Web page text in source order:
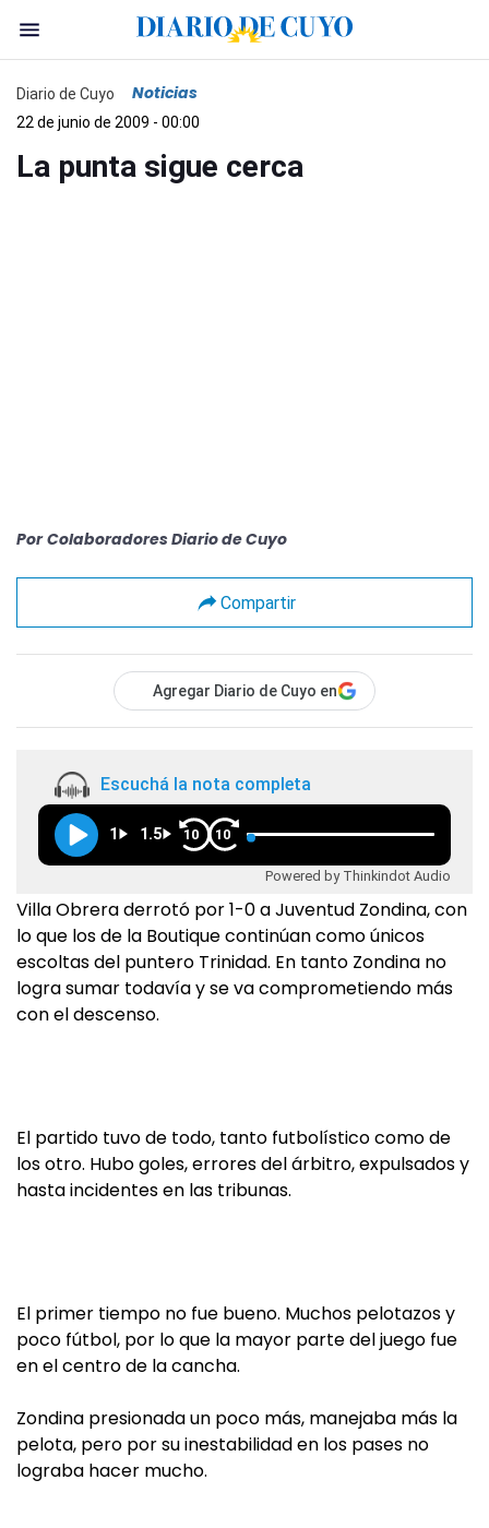
Diario de Cuyo Noticias
22 de junio de 2009 - 00:00
La punta sigue cerca
Por Colaboradores Diario de Cuyo
Compartir
Agregar Diario de Cuyo en
Escuchá la nota completa
1 1.5 10 10
Powered by Thinkindot Audio
Villa Obrera derrotó por 1-0 a Juventud Zondina, con
lo que los de la Boutique continúan como únicos
escoltas del puntero Trinidad. En tanto Zondina no
logra sumar todavía y se va comprometiendo más
con el descenso.
El partido tuvo de todo, tanto futbolístico como de
los otro. Hubo goles, errores del árbitro, expulsados y
hasta incidentes en las tribunas.
El primer tiempo no fue bueno. Muchos pelotazos y
poco fútbol, por lo que la mayor parte del juego fue
en el centro de la cancha.
Zondina presionada un poco más, manejaba más la
pelota, pero por su inestabilidad en los pases no
lograba hacer mucho.